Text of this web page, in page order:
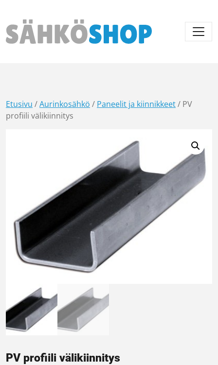
Päävalikko
Etusivu /Aurinkosähkö / Paneelit ja kiinnikkeet/ PV
profiili välikiinnitys
PV profiili välikiinnitys